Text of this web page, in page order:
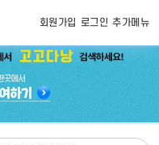
회원가입 로그인 추가메뉴